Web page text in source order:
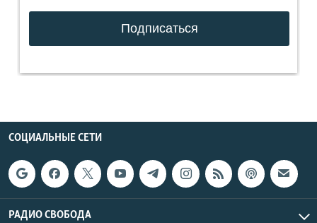
СОЦИАЛЬНЫЕ СЕТИ
РАДИО СВОБОДА